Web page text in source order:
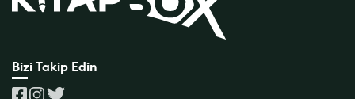
Bizi Takip Edin